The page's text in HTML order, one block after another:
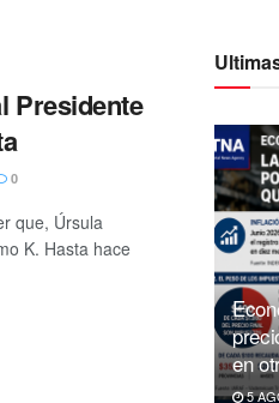
Presidente
0
que, Úrsula
K. Hasta hace
en
5